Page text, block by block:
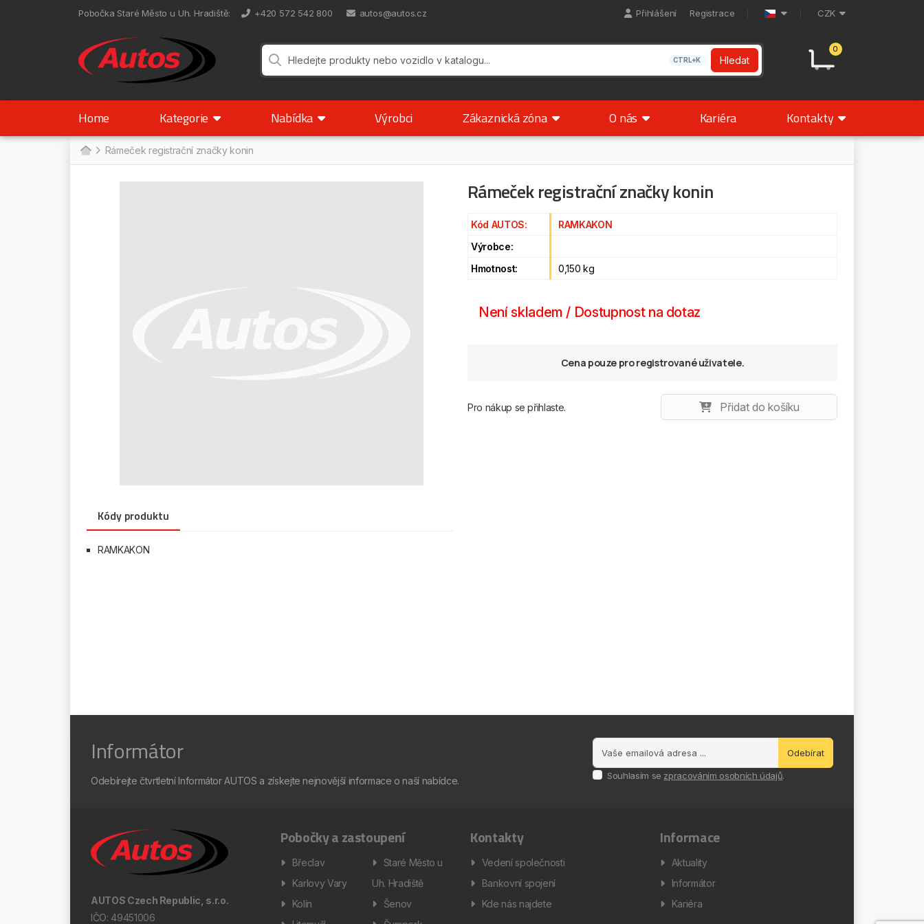
Pobočka Staré Město u Uh. Hradiště: +420 572 542 800 autos@autos.cz Přihlášení Registrace CZK
0
CTRL+K Hledat
Home Kategorie Nabídka Výrobci Zákaznická zóna O nás Kariéra Kontakty
Rámeček registrační značky konin
Rámeček registrační značky konin
Kód AUTOS:
RAMKAKON
Výrobce:
Hmotnost:
0,150 kg
Není skladem / Dostupnost na dotaz
Cena pouze pro registrované uživatele.
Pro nákup se přihlaste. Přidat do košíku
Kódy produktu
RAMKAKON
Informátor
Odebírejte čtvrtletní Informátor AUTOS a získejte nejnovější informace o naší nabídce.
Odebírat
Souhlasím se zpracováním osobních údajů.
AUTOS Czech Republic, s.r.o.
IČO: 49451006
Pobočky a zastoupení
Břeclav
Karlovy Vary
Kolín
Staré Město u
Uh. Hradiště
Šenov
Kontakty
Vedení společnosti
Bankovní spojení
Kde nás najdete
Informace
Aktuality
Informátor
Kariéra